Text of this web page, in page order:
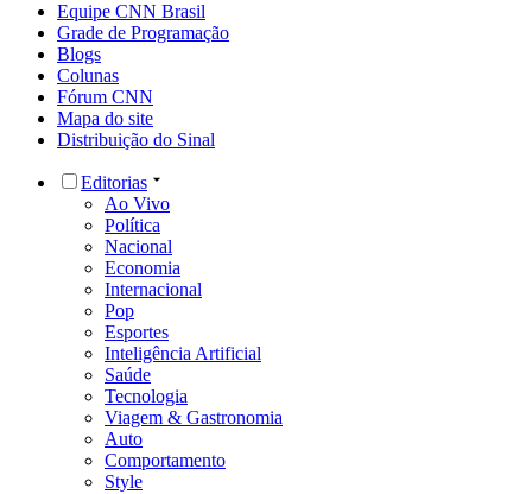
Equipe CNN Brasil
Grade de Programação
Blogs
Colunas
Fórum CNN
Mapa do site
Distribuição do Sinal
Editorias
Ao Vivo
Política
Nacional
Economia
Internacional
Pop
Esportes
Inteligência Artificial
Saúde
Tecnologia
Viagem & Gastronomia
Auto
Comportamento
Style